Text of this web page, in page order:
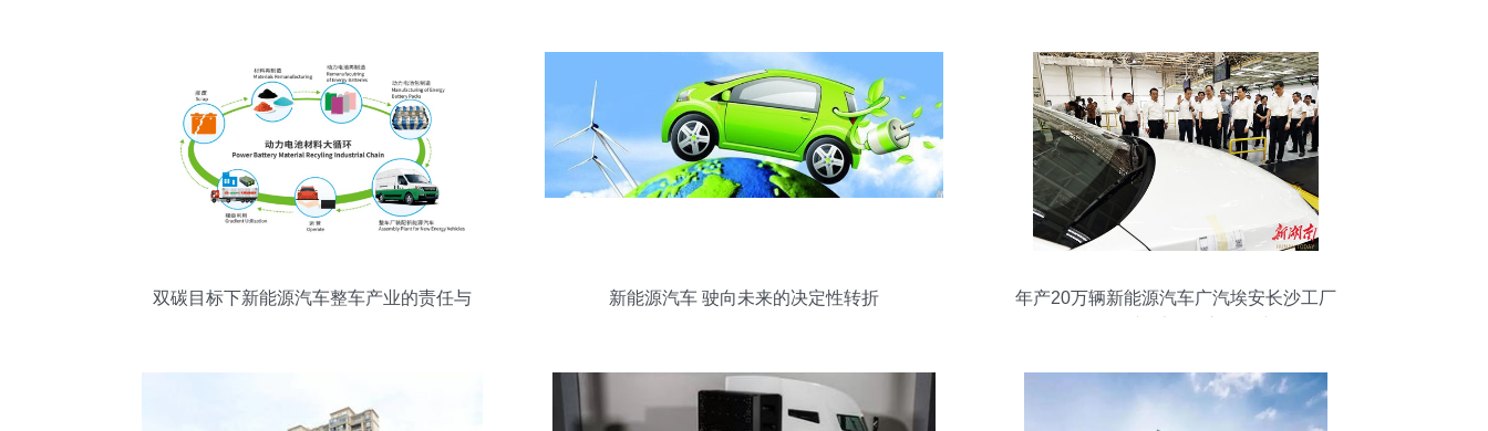
双碳目标下新能源汽车整车产业的责任与
新能源汽车 驶向未来的决定性转折
年产20万辆新能源汽车广汽埃安长沙工厂